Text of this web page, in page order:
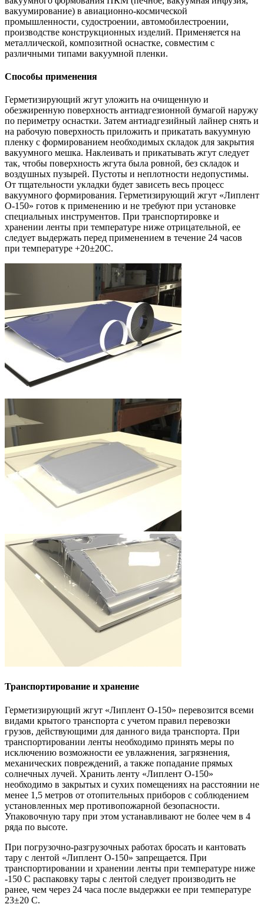
вакуумирование) в авиационно-космической
промышленности, судостроении, автомобилестроении,
производстве конструкционных изделий. Применяется на
металлической, композитной оснастке, совместим с
различными типами вакуумной пленки.
Способы применения
Герметизирующий жгут уложить на очищенную и
обезжиренную поверхность антиадгезионной бумагой наружу
по периметру оснастки. Затем антиадгезийный лайнер снять и
на рабочую поверхность приложить и прикатать вакуумную
пленку с формированием необходимых складок для закрытия
вакуумного мешка. Наклеивать и прикатывать жгут следует
так, чтобы поверхность жгута была ровной, без складок и
воздушных пузырей. Пустоты и неплотности недопустимы.
От тщательности укладки будет зависеть весь процесс
вакуумного формирования. Герметизирующий жгут «Липлент
О-150» готов к применению и не требуют при установке
специальных инструментов. При транспортировке и
хранении ленты при температуре ниже отрицательной, ее
следует выдержать перед применением в течение 24 часов
при температуре +20±20С.
Транспортирование и хранение
Герметизирующий жгут «Липлент О-150» перевозится всеми
видами крытого транспорта с учетом правил перевозки
грузов, действующими для данного вида транспорта. При
транспортировании ленты необходимо принять меры по
исключению возможности ее увлажнения, загрязнения,
механических повреждений, а также попадание прямых
солнечных лучей. Хранить ленту «Липлент О-150»
необходимо в закрытых и сухих помещениях на расстоянии не
менее 1,5 метров от отопительных приборов с соблюдением
установленных мер противопожарной безопасности.
Упаковочную тару при этом устанавливают не более чем в 4
ряда по высоте.
При погрузочно-разгрузочных работах бросать и кантовать
тару с лентой «Липлент О-150» запрещается. При
транспортировании и хранении ленты при температуре ниже
-150 С распаковку тары с лентой следует производить не
ранее, чем через 24 часа после выдержки ее при температуре
23±20 С.